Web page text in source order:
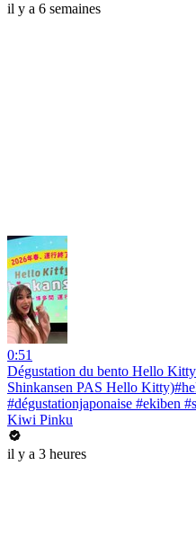
il y a 6 semaines
0:51
Dégustation du bento Hello
Shinkansen PAS Hello
#dégustationjaponaise #ekiben
Kiwi Pinku
il y a 3 heures